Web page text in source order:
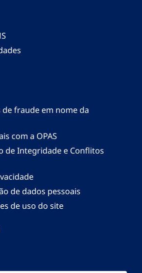
de fraude em nome da
com a OPAS
de Integridade e Conflitos
de dados pessoais
de uso do site